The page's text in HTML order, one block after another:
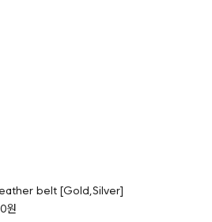
belt [Gold,Silver]
원